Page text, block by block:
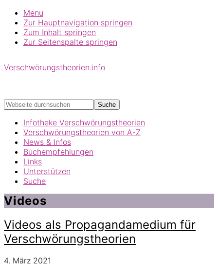
Menu
Zur Hauptnavigation springen
Zum Inhalt springen
Zur Seitenspalte springen
Verschwörungstheorien.info
Webseite
Infotheke Verschwörungstheorien
Verschwörungstheorien von A-Z
News & Infos
Buchempfehlungen
Links
Unterstützen
Suche
Videos
Videos als Propagandamedium für
Verschwörungstheorien
4. März 2021